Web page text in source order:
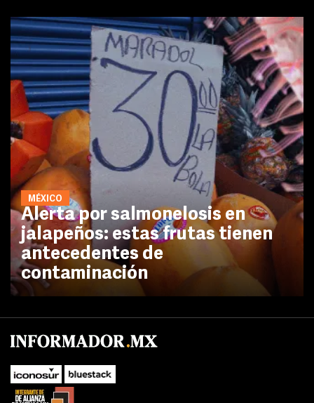
MÉXICO
Alerta por salmonelosis en
jalapeños: estas frutas tienen
antecedentes de
contaminación